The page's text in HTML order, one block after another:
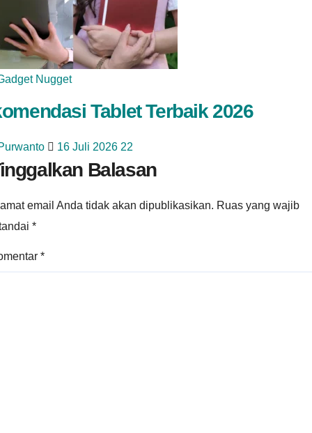
Nugget
Tablet Terbaik 2026
16 Juli 2026 22
Balasan
email Anda tidak akan dipublikasikan. Ruas yang wajib
*
*